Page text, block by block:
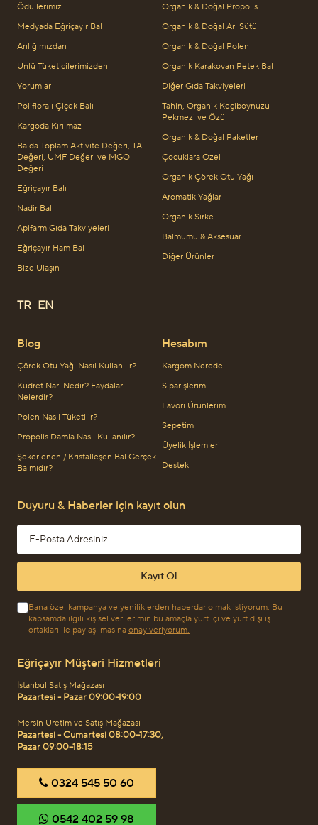
Ödüllerimiz
Medyada Eğriçayır Bal
Arılığımızdan
Ünlü Tüketicilerimizden
Yorumlar
Polifloralı Çiçek Balı
Kargoda Kırılmaz
Balda Toplam Aktivite Değeri, TA
Değeri, UMF Değeri ve MGO
Değeri
Eğriçayır Balı
Nadir Bal
Apifarm Gıda Takviyeleri
Eğriçayır Ham Bal
Bize Ulaşın
TR EN
Blog
Çörek Otu Yağı Nasıl Kullanılır?
Kudret Narı Nedir? Faydaları
Nelerdir?
Polen Nasıl Tüketilir?
Propolis Damla Nasıl Kullanılır?
Şekerlenen / Kristalleşen Bal Gerçek
Balmıdır?
Organik & Doğal Propolis
Organik & Doğal Arı Sütü
Organik & Doğal Polen
Organik Karakovan Petek Bal
Diğer Gıda Takviyeleri
Tahin, Organik Keçiboynuzu
Pekmezi ve Özü
Organik & Doğal Paketler
Çocuklara Özel
Organik Çörek Otu Yağı
Aromatik Yağlar
Organik Sirke
Balmumu & Aksesuar
Diğer Ürünler
Hesabım
Kargom Nerede
Siparişlerim
Favori Ürünlerim
Sepetim
Üyelik İşlemleri
Destek
Duyuru & Haberler için kayıt olun
Email address
Kayıt Ol
Bana özel kampanya ve yeniliklerden haberdar olmak istiyorum. Bu
kapsamda ilgili kişisel verilerimin bu amaçla yurt içi ve yurt dışı iş
ortakları ile paylaşılmasına onay veriyorum.
Eğriçayır Müşteri Hizmetleri
İstanbul Satış Mağazası
Pazartesi - Pazar 09:00-19:00
Mersin Üretim ve Satış Mağazası
Pazartesi - Cumartesi 08:00–17:30,
Pazar 09:00–18:15
‎0324 545 50 60
‎0542 402 59 98